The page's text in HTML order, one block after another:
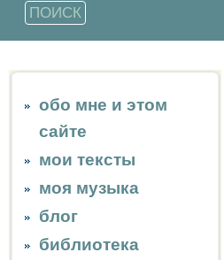
обо мне и этом
сайте
мои тексты
моя музыка
блог
библиотека